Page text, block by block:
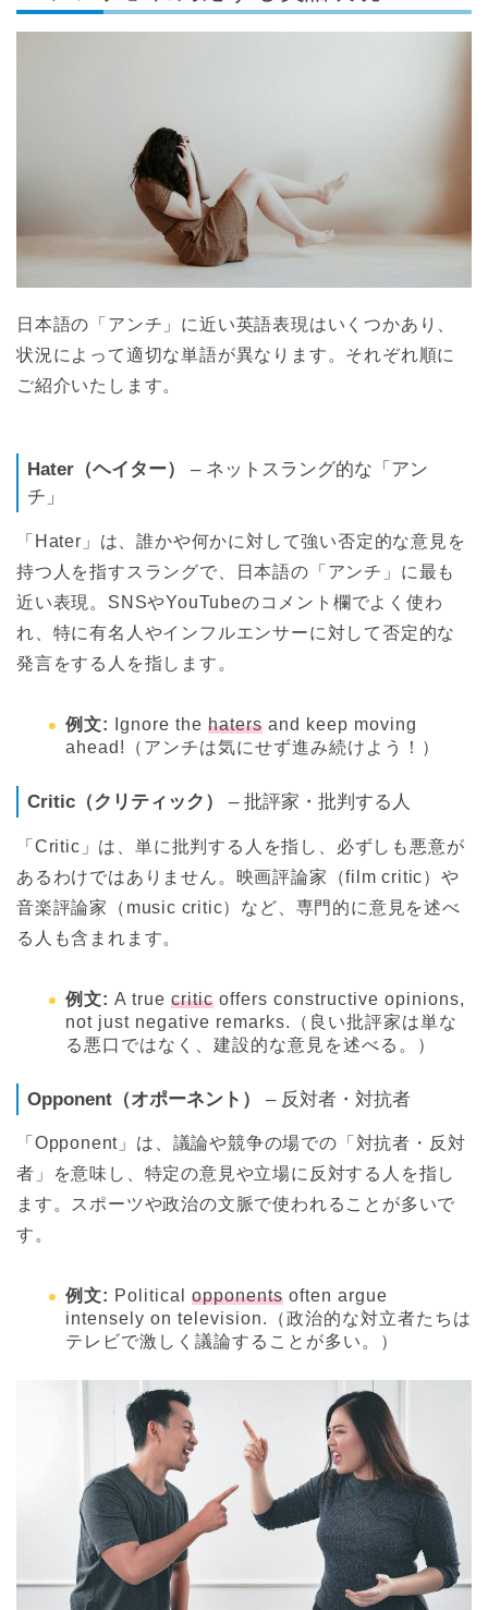
日本語の「アンチ」に近い英語表現はいくつかあり、
状況によって適切な単語が異なります。それぞれ順に
ご紹介いたします。
Hater（ヘイター）
– ネットスラング的な「アン
チ」
「Hater」は、誰かや何かに対して強い否定的な意見を
持つ人を指すスラングで、日本語の「アンチ」に最も
近い表現。SNSやYouTubeのコメント欄でよく使わ
れ、特に有名人やインフルエンサーに対して否定的な
発言をする人を指します。
例文: Ignore the haters and keep moving
ahead!（アンチは気にせず進み続けよう！）
Critic（クリティック） – 批評家・批判する人
「Critic」は、単に批判する人を指し、必ずしも悪意が
あるわけではありません。映画評論家（film critic）や
音楽評論家（music critic）など、専門的に意見を述べ
る人も含まれます。
例文: A true critic offers constructive opinions,
not just negative remarks.（良い批評家は単な
る悪口ではなく、建設的な意見を述べる。）
Opponent（オポーネント） – 反対者・対抗者
「Opponent」は、議論や競争の場での「対抗者・反対
者」を意味し、特定の意見や立場に反対する人を指し
ます。スポーツや政治の文脈で使われることが多いで
す。
例文: Political opponents often argue
intensely on television.（政治的な対立者たちは
テレビで激しく議論することが多い。）